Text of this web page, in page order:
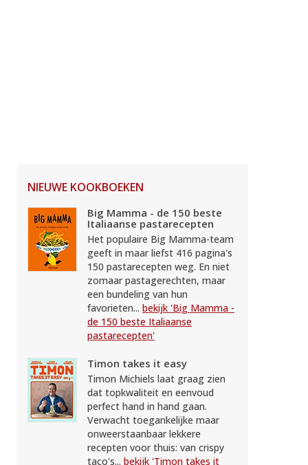
NIEUWE KOOKBOEKEN
Big Mamma - de 150 beste
Italiaanse pastarecepten
Het populaire Big Mamma-team
geeft in maar liefst 416 pagina's
150 pastarecepten weg. En niet
zomaar pastagerechten, maar
een bundeling van hun
favorieten... bekijk 'Big Mamma -
de 150 beste Italiaanse
pastarecepten'
Timon takes it easy
Timon Michiels laat graag zien
dat topkwaliteit en eenvoud
perfect hand in hand gaan.
Verwacht toegankelijke maar
onweerstaanbaar lekkere
recepten voor thuis: van crispy
taco's... bekijk 'Timon takes it